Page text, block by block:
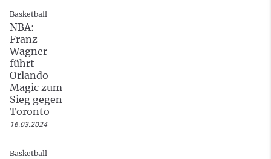
Basketball
NBA:
Franz
Wagner
führt
Orlando
Magic zum
Sieg gegen
Toronto
16.03.2024
Basketball